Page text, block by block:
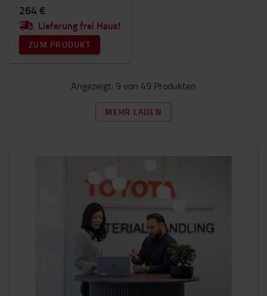
264 €
Lieferung frei Haus!
ZUM PRODUKT
Angezeigt: 9 von 49 Produkten
MEHR LADEN